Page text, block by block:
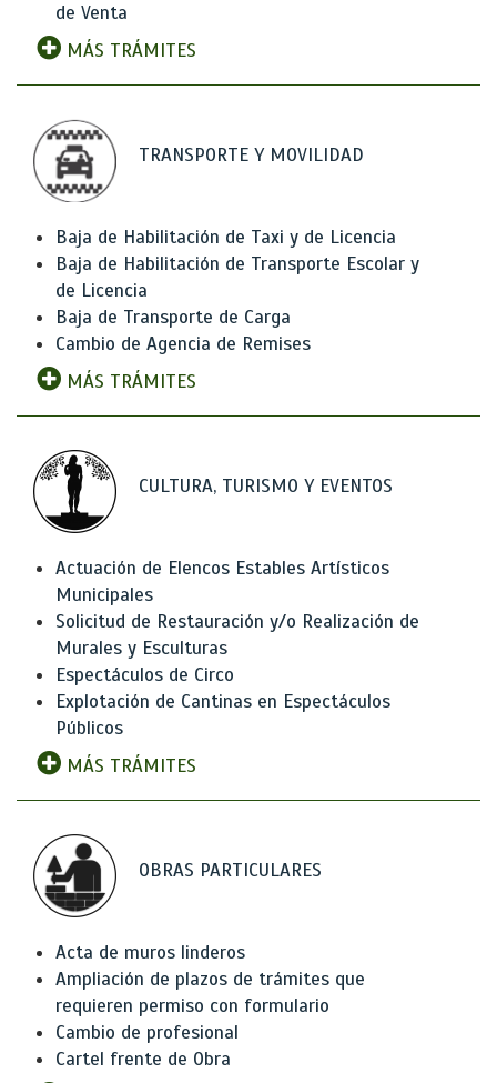
de Venta
MÁS TRÁMITES
TRANSPORTE Y MOVILIDAD
Baja de Habilitación de Taxi y de Licencia
Baja de Habilitación de Transporte Escolar y
de Licencia
Baja de Transporte de Carga
Cambio de Agencia de Remises
MÁS TRÁMITES
CULTURA, TURISMO Y EVENTOS
Actuación de Elencos Estables Artísticos
Municipales
Solicitud de Restauración y/o Realización de
Murales y Esculturas
Espectáculos de Circo
Explotación de Cantinas en Espectáculos
Públicos
MÁS TRÁMITES
OBRAS PARTICULARES
Acta de muros linderos
Ampliación de plazos de trámites que
requieren permiso con formulario
Cambio de profesional
Cartel frente de Obra